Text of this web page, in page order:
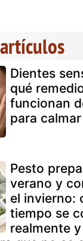
Dientes
qué
funcionan
para
Pesto
verano y
el invierno:
tiempo se
realmente